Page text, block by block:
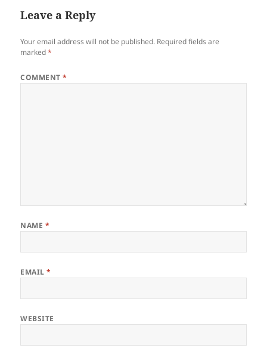
Leave a Reply
Your email address will not be published. Required fields are
marked*
COMMENT*
NAME *
EMAIL*
WEBSITE